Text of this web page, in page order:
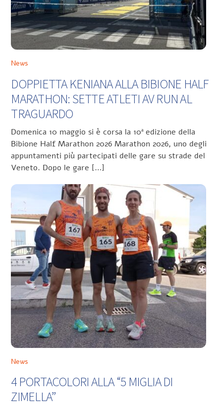
News
DOPPIETTA KENIANA ALLA BIBIONE HALF
MARATHON: SETTE ATLETI AV RUN AL
TRAGUARDO
Domenica 10 maggio si è corsa la 10ª edizione della
Bibione Half Marathon 2026 Marathon 2026, uno degli
appuntamenti più partecipati delle gare su strade del
Veneto. Dopo le gare […]
News
4 PORTACOLORI ALLA “5 MIGLIA DI
ZIMELLA”